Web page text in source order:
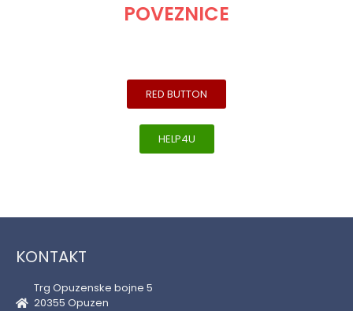
POVEZNICE
RED BUTTON
HELP4U
KONTAKT
Trg Opuzenske bojne 5
20355 Opuzen